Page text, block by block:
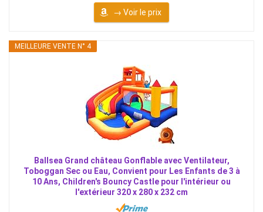
→ Voir le prix
MEILLEURE VENTE N° 4
Ballsea Grand château Gonflable avec Ventilateur,
Toboggan Sec ou Eau, Convient pour Les Enfants de 3 à
10 Ans, Children's Bouncy Castle pour l'intérieur ou
l'extérieur 320 x 280 x 232 cm